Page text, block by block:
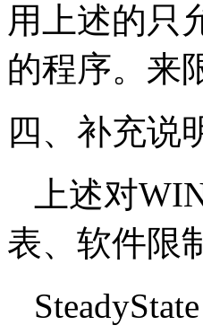
用上述的只
的程序。来
四、补充说
上述对
表、软件限